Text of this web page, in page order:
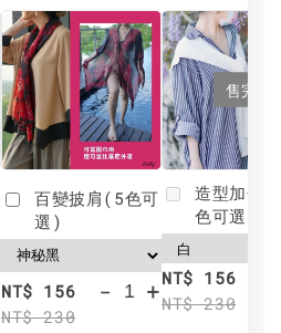
百變披肩(5色可
選)
NT$ 156
NT$ 230
- +
售完
造型加分
色可選)
NT$ 156
NT$ 230